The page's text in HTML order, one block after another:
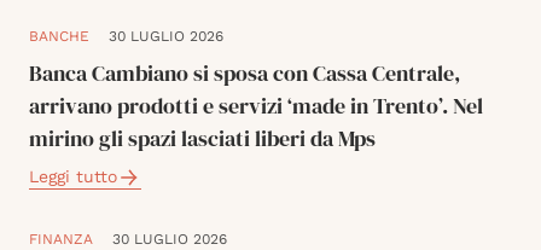
BANCHE 30 LUGLIO 2026
Banca Cambiano si sposa con Cassa Centrale,
arrivano prodotti e servizi ‘made in Trento’. Nel
mirino gli spazi lasciati liberi da Mps
Leggi tutto
FINANZA 30 LUGLIO 2026